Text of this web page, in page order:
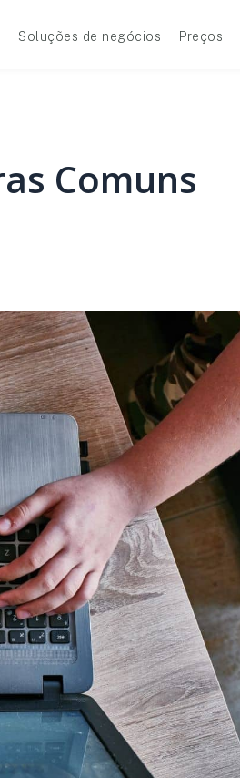
Soluções de negócios Preços
Comuns